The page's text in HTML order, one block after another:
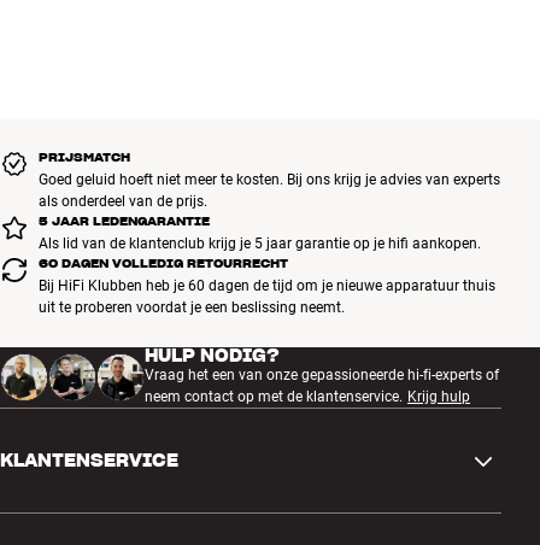
PRIJSMATCH
Goed geluid hoeft niet meer te kosten. Bij ons krijg je advies van experts
als onderdeel van de prijs.
5 JAAR LEDENGARANTIE
Als lid van de klantenclub krijg je 5 jaar garantie op je hifi aankopen.
60 DAGEN VOLLEDIG RETOURRECHT
Bij HiFi Klubben heb je 60 dagen de tijd om je nieuwe apparatuur thuis
uit te proberen voordat je een beslissing neemt.
HULP NODIG?
Vraag het een van onze gepassioneerde hi-fi-experts of
neem contact op met de klantenservice. Krijg hulp
KLANTENSERVICE